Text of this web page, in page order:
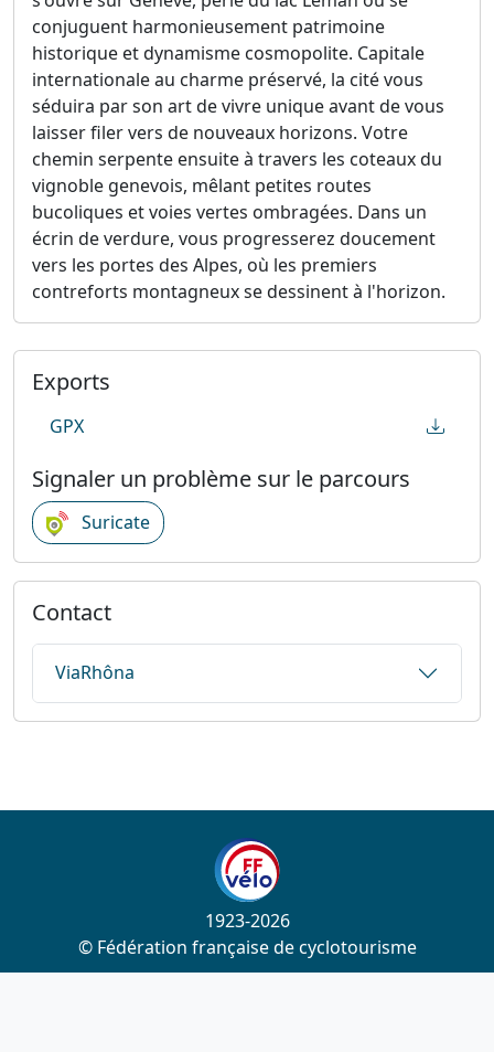
conjuguent harmonieusement patrimoine
historique et dynamisme cosmopolite. Capitale
internationale au charme préservé, la cité vous
séduira par son art de vivre unique avant de vous
laisser filer vers de nouveaux horizons. Votre
chemin serpente ensuite à travers les coteaux du
vignoble genevois, mêlant petites routes
bucoliques et voies vertes ombragées. Dans un
écrin de verdure, vous progresserez doucement
vers les portes des Alpes, où les premiers
contreforts montagneux se dessinent à l'horizon.
Exports
GPX
Signaler un problème sur le parcours
Suricate
Contact
ViaRhôna
1923-2026
© Fédération française de cyclotourisme